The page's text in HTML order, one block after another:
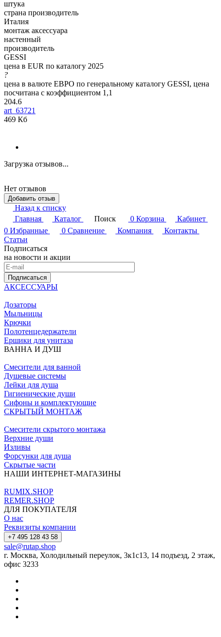
штука
страна производитель
Италия
монтаж аксессуара
настенный
производитель
GESSI
цена в EUR по каталогу 2025
?
цена в валюте ЕВРО по генеральному каталогу GESSI, цена
посчитана с коэффициентом 1,1
204.6
art_63721
469 Кб
Загрузка отзывов...
Нет отзывов
Добавить отзыв
Назад к списку
Главная
Каталог Поиск 0 Корзина
Кабинет
0 Избранные 0 Сравнение Компания
Контакты
Статьи
Подписаться
на новости и акции
Подписаться
АКСЕССУАРЫ
Дозаторы
Мыльницы
Крючки
Полотенцедержатели
Ершики для унитаза
ВАННА И ДУШ
Смесители для ванной
Душевые системы
Лейки для душа
Гигиенические души
Сифоны и комплектующие
СКРЫТЫЙ МОНТАЖ
Смесители скрытого монтажа
Верхние души
Изливы
Форсунки для душа
Скрытые части
НАШИ ИНТЕРНЕТ-МАГАЗИНЫ
RUMIX.SHOP
REMER.SHOP
ДЛЯ ПОКУПАТЕЛЯ
О нас
Реквизиты компании
+7 495 128 43 58
sale@rutap.shop
г. Москва, Холодильный переулок, 3к1с13, 14 подъезд, 2 этаж,
офис 3233